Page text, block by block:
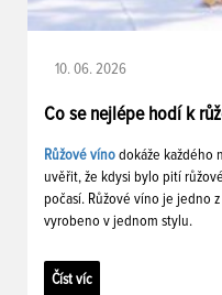
10. 06. 2026
Co se nejlépe hodí k
Růžové víno dokáže každého
uvěřit, že kdysi bylo pití
počasí. Růžové víno je jedno
vyrobeno v jednom stylu.
Číst víc